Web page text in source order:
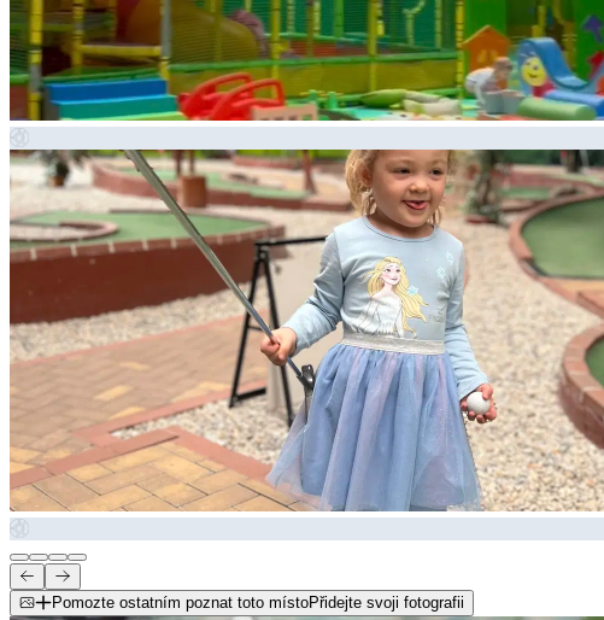
Pomozte ostatním poznat toto místoPřidejte svoji fotografii